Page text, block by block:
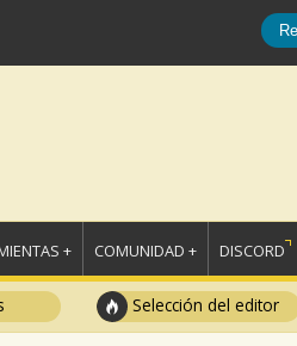
+ COMUNIDAD + DISCORD
Selección del editor